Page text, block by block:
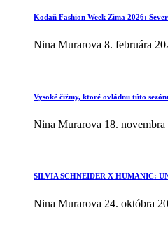
Kodaň Fashion Week Zima 2026:
Nina Murarova 8. februára
Vysoké čižmy, ktoré ovládnu túto
Nina Murarova 18. novembra
SILVIA SCHNEIDER X HUMANIC:
Nina Murarova 24. októbra